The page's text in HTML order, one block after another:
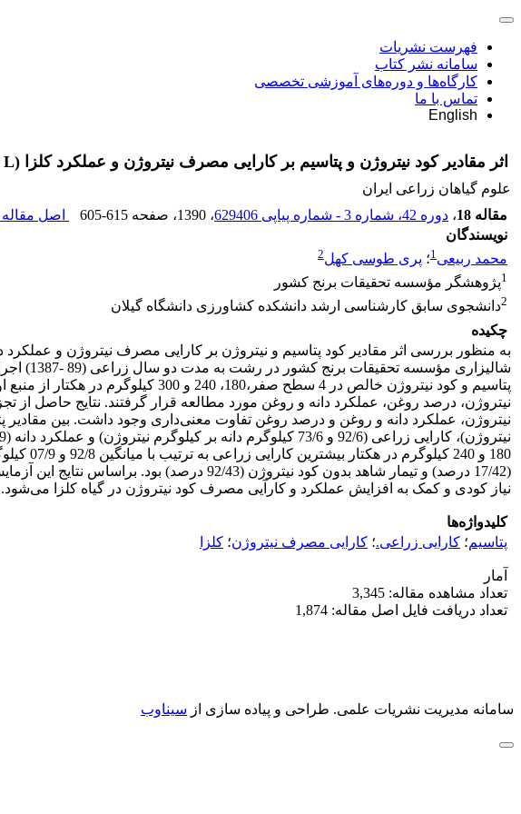
فهرست نشریات
سامانه نشر کتاب
کارگاه‌ها و دوره‌های آموزشی تخصصی
تماس با ما
English
اثر مقادیر کود نیتروژن و پتاسیم بر کارایی مصرف نیتروژن و عملکرد کلزا (Brassica napus L.) به عنوان کشت دوم بعد از برنج در منطقه گیلان
علوم گیاهان زراعی ایران
مقاله 18
، دوره 42، شماره 3 - شماره پیاپی 629406 ، 1390 ، صفحه 605-615 اصل
نویسندگان
محمد ربیعی1؛ پری طوسی کهل2
1پژوهشگر مؤسسه تحقیقات برنج کشور
2دانشجوی سابق کارشناسی ارشد دانشکده کشاورزی دانشگاه گیلان
چکیده
پتاسیم و کود نیتروژن خالص در 4
نیتروژن، درصد روغن، عملکرد دانه و روغن مورد مطالعه قرار گرفتند. نتایج حاصل از
نیاز کودی و کمک به افزایش عملکرد و کارآیی مصرف کود نیتروژن در گیاه کلزا می‌شود.
کلیدواژه‌ها
پتاسیم؛ کارایی زراعی.؛ کارایی مصرف نیتروژن؛ کلزا
آمار
تعداد مشاهده مقاله: 3,345
تعداد دریافت فایل اصل مقاله: 1,874
سامانه مدیریت نشریات علمی. طراحی و پیاده سازی از سیناوب